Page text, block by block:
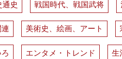
通史 戦国時代、戦国武将
美術史、絵画、アート
エンタメ・トレンド 生